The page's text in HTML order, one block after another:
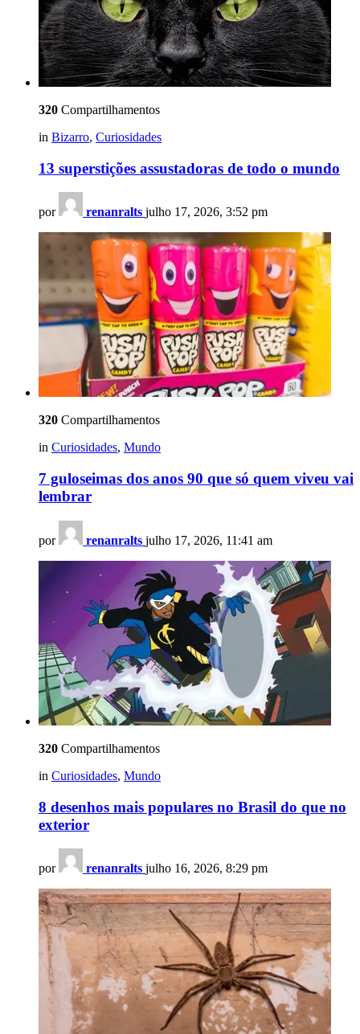
320 Compartilhamentos
in Bizarro, Curiosidades
13 superstições assustadoras de todo o mundo
por renanralts julho 17, 2026, 3:52 pm
320 Compartilhamentos
in Curiosidades, Mundo
7 guloseimas dos anos 90 que só quem viveu vai
lembrar
por renanralts julho 17, 2026, 11:41 am
320 Compartilhamentos
in Curiosidades, Mundo
8 desenhos mais populares no Brasil do que no
exterior
por renanralts julho 16, 2026, 8:29 pm